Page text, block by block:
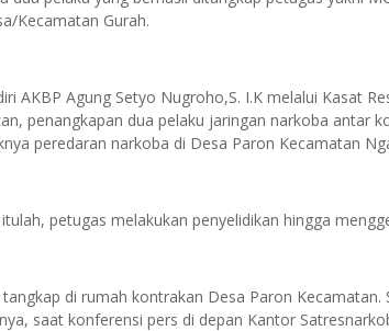
Kecamatan Gurah.
AKBP Agung Setyo Nugroho,S. I.K melalui Kasat
penangkapan dua pelaku jaringan narkoba antar
peredaran narkoba di Desa Paron Kecamatan
petugas melakukan penyelidikan hingga
di rumah kontrakan Desa Paron
saat konferensi pers di depan Kantor